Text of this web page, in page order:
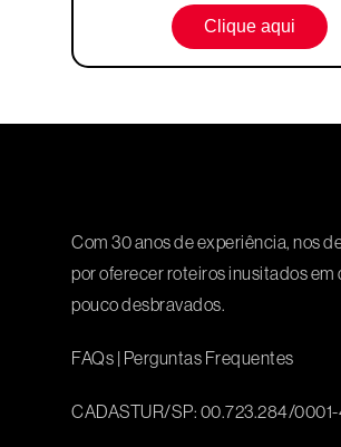
Clique aqui
Com 30 anos de experiência, nos
por oferecer roteiros inusitados em
pouco desbravados.
FAQs | Perguntas Frequentes
CADASTUR/SP: 00.723.284/